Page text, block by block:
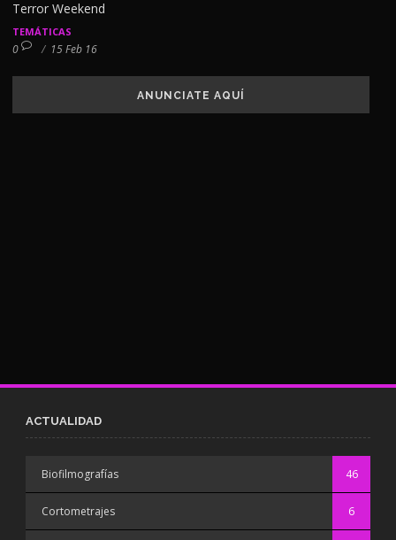
Terror Weekend
TEMÁTICAS
0 / 15 Feb 16
ANUNCIATE AQUÍ
ACTUALIDAD
Biofilmografías 46
Cortometrajes 6